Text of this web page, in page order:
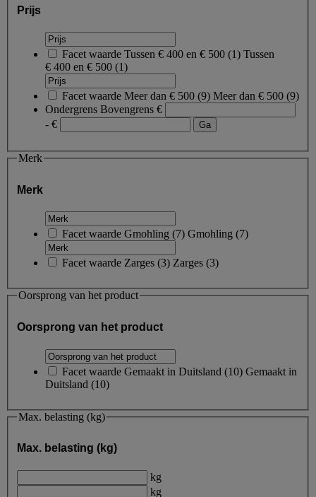
Prijs
Facet waarde Tussen € 400 en € 500 (1) Tussen
€ 400 en € 500 (1)
Facet waarde Meer dan € 500 (9) Meer dan € 500 (9)
Ondergrens Bovengrens €
- €
Merk
Merk
Facet waarde Gmohling (7) Gmohling (7)
Facet waarde Zarges (3) Zarges (3)
Oorsprong van het product
Oorsprong van het product
Facet waarde Gemaakt in Duitsland (10) Gemaakt in
Duitsland (10)
Max. belasting (kg)
Max. belasting (kg)
kg
kg